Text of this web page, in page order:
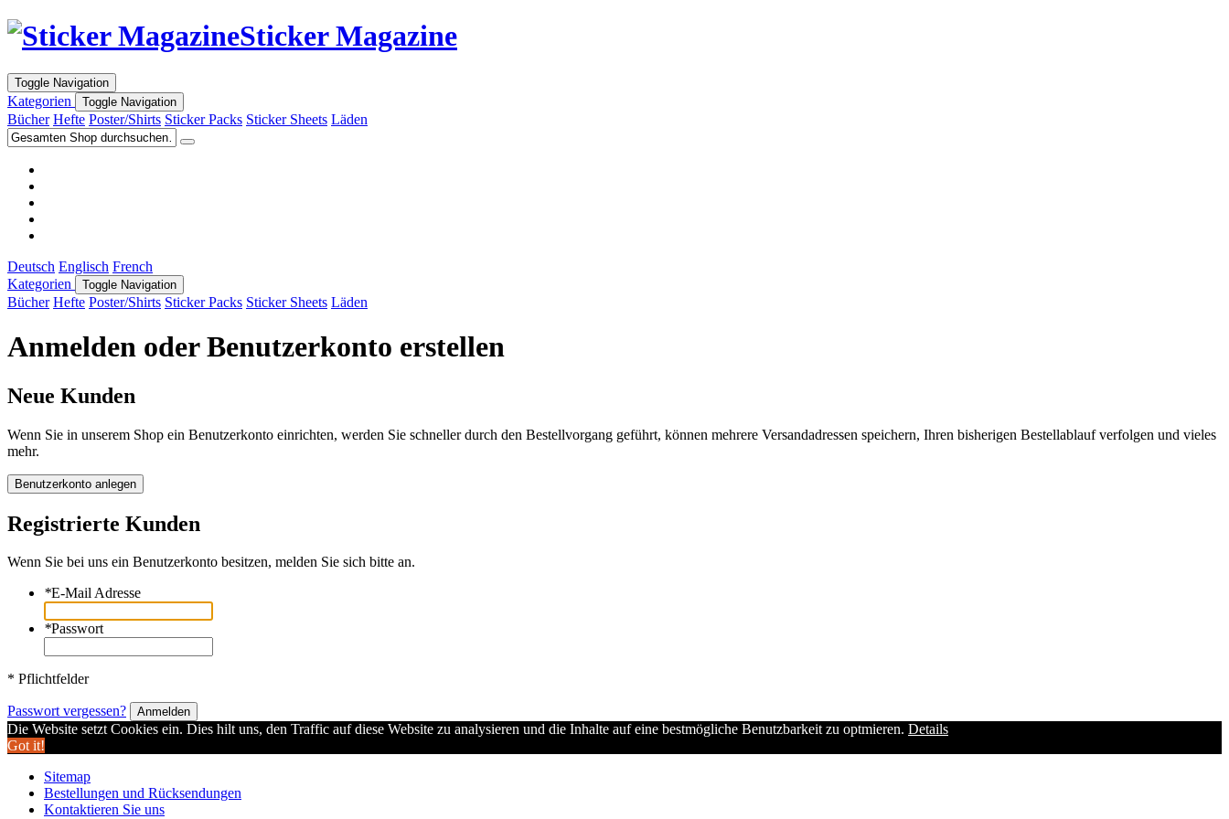
Sticker Magazine
Toggle Navigation
Kategorien Toggle Navigation
Bücher Hefte Poster/Shirts Sticker Packs Sticker Sheets Läden
Deutsch Englisch French
Kategorien
Toggle Navigation
Bücher Hefte Poster/Shirts Sticker Packs Sticker Sheets Läden
Anmelden oder Benutzerkonto erstellen
Neue Kunden
Wenn Sie in unserem Shop ein Benutzerkonto einrichten, werden Sie schneller durch den Bestellvorgang geführt, können mehrere Versandadressen speichern, Ihren bisherigen Bestellablauf verfolgen und vieles
mehr.
Benutzerkonto anlegen
Registrierte Kunden
Wenn Sie bei uns ein Benutzerkonto besitzen, melden Sie sich bitte an.
*E-Mail Adresse
*Passwort
* Pflichtfelder
Passwort vergessen? Anmelden
Die Website setzt Cookies ein. Dies hilt uns, den Traffic auf diese Website zu analysieren und die Inhalte auf eine bestmögliche Benutzbarkeit zu optmieren. Details
Got it!
Sitemap
Bestellungen und Rücksendungen
Kontaktieren Sie uns